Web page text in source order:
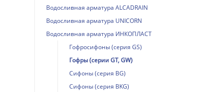
Водосливная арматура ALCADRAIN
Водосливная арматура UNICORN
Водосливная арматура ИНКОПЛАСТ
Гофросифоны (серия GS)
Гофры (серии GT, GW)
Сифоны (серия BG)
Сифоны (серия BKG)